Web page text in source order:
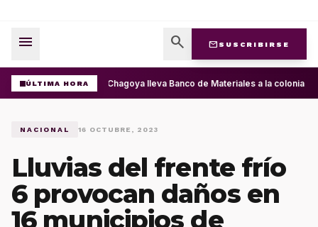
menu search mail SUSCRIBIRSE
ÚLTIMA HORARay Chagoya lleva Banco de Materiales a la colonia
NACIONAL 16 OCTUBRE, 2023
Lluvias del frente frío
6 provocan daños en
16 municipios de